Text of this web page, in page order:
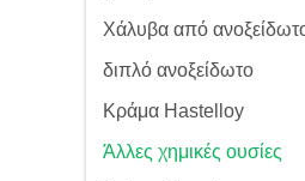
Χάλυβα από
διπλό ανοξείδωτο
Κράμα Hastelloy
Άλλες χημικές ουσίες